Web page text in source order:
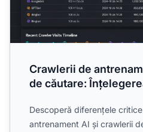
Crawlerii de
de căutare:
Descoperă diferențele
antrenament AI și crawlerii